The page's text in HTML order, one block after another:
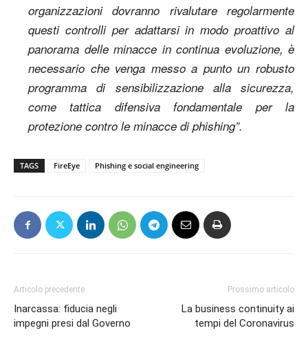
organizzazioni dovranno rivalutare regolarmente
questi controlli per adattarsi in modo proattivo al
panorama delle minacce in continua evoluzione, è
necessario che venga messo a punto un robusto
programma di sensibilizzazione alla sicurezza,
come tattica difensiva fondamentale per la
protezione contro le minacce di phishing”.
TAGS FireEye Phishing e social engineering
Articolo precedente
Inarcassa: fiducia negli
impegni presi dal Governo
Prossimo articolo
La business continuity ai
tempi del Coronavirus